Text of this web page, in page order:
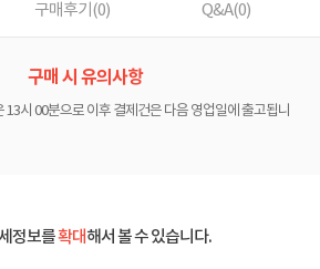
구매후기(0) Q&A(0)
구매 시 유의사항
13시 00분으로 이후 결제건은 다음 영업일에 출고됩니
정보를확대해서 볼 수 있습니다.